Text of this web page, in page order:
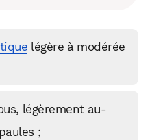
légère à modérée
légèrement au-
;